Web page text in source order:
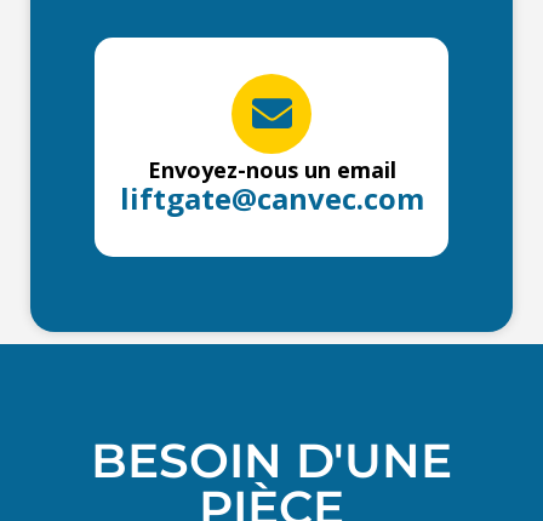
Envoyez-nous un email
liftgate@canvec.com
BESOIN D'UNE
PIÈCE